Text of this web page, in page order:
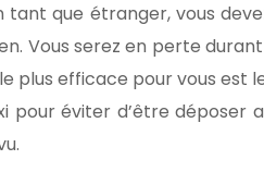
que étranger, vous
Vous serez en perte
plus efficace pour vous est
éviter d’être déposer